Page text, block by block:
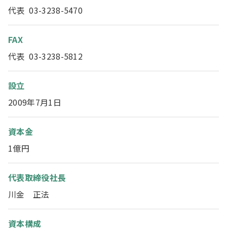
代表 03-3238-5470
FAX
代表 03-3238-5812
設立
2009年7月1日
資本金
1億円
代表取締役社長
川金 正法
資本構成